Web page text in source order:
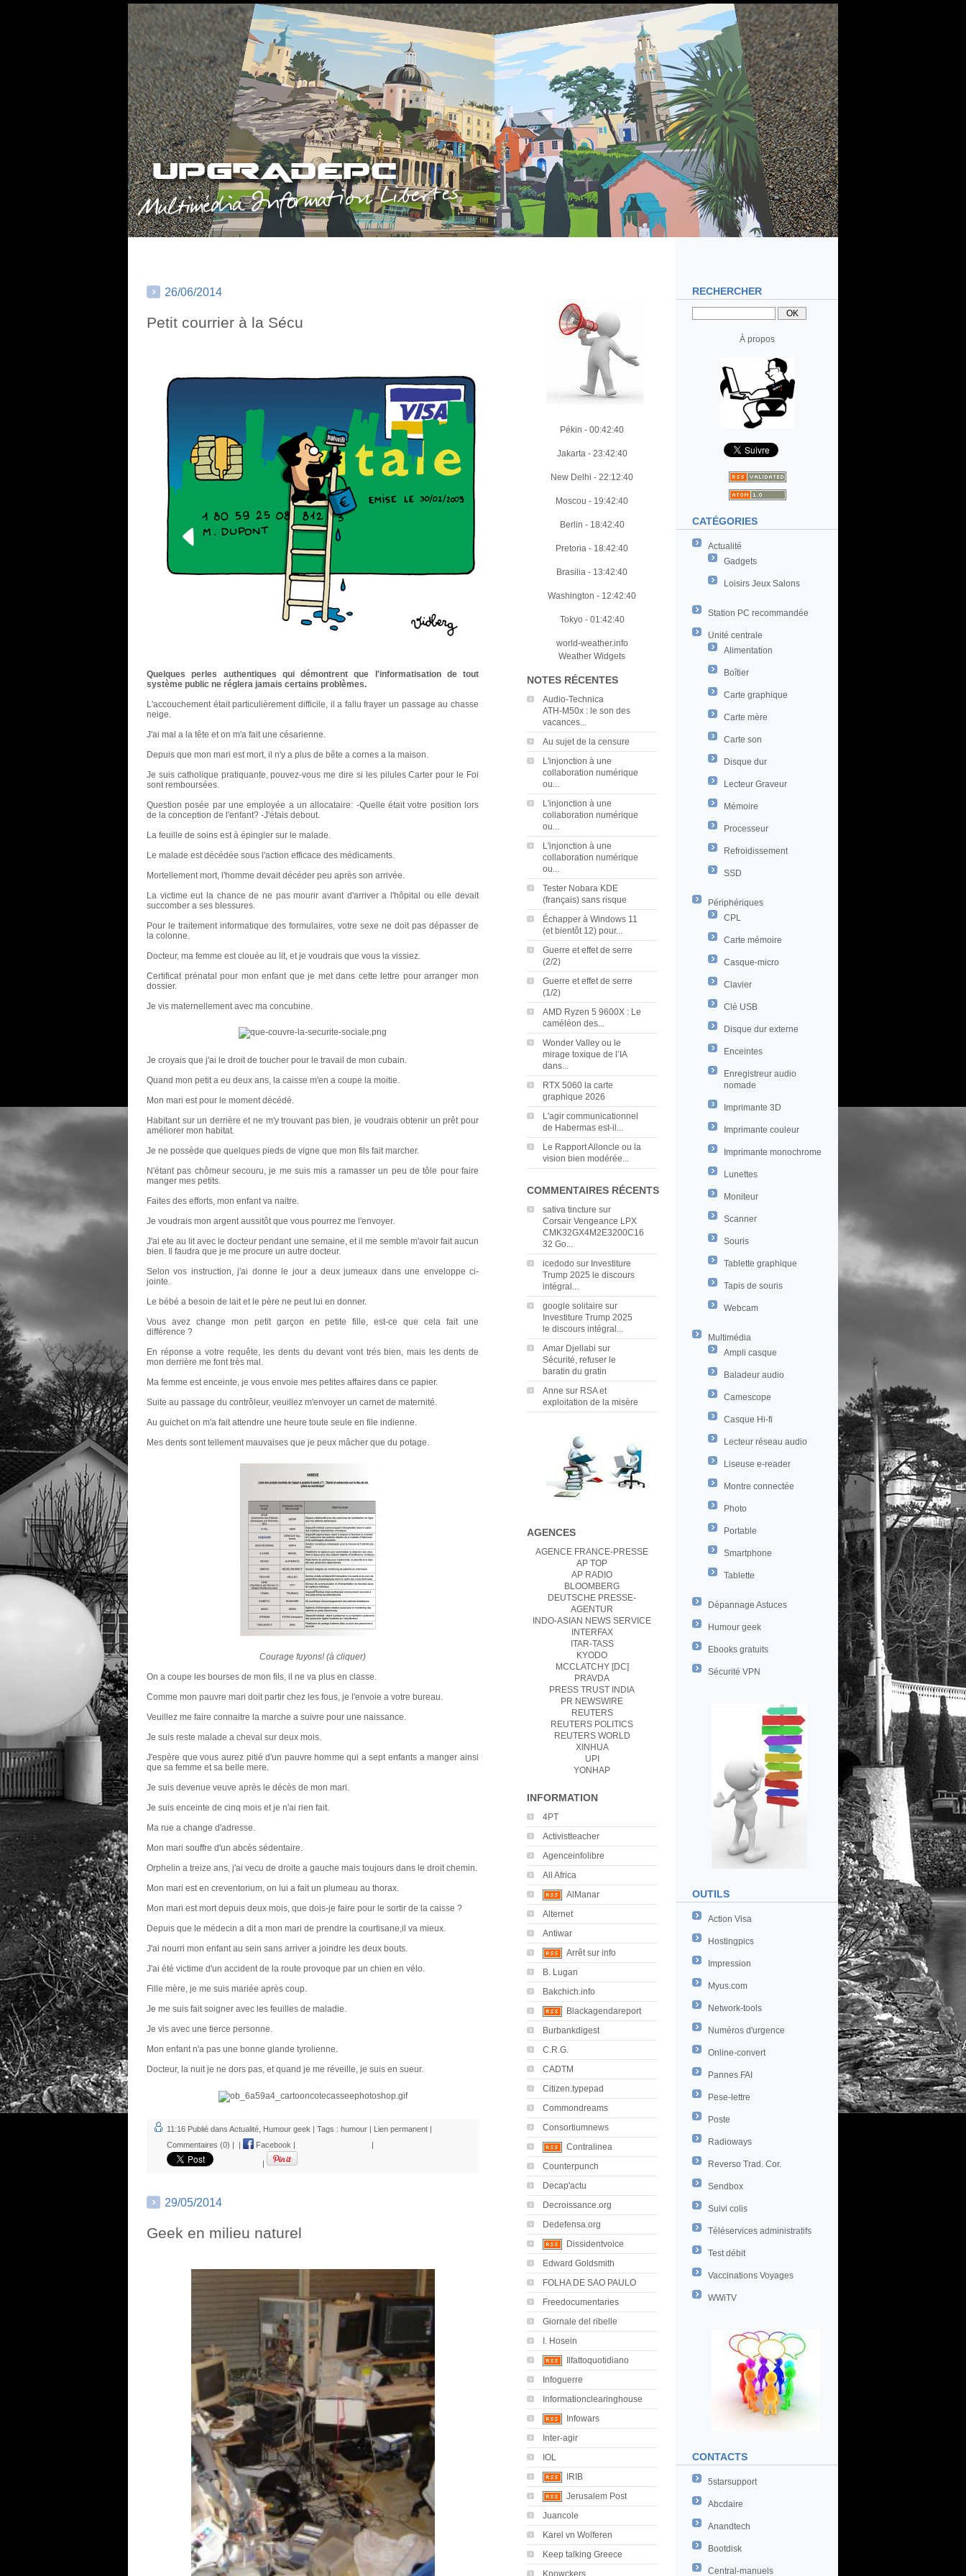
RECHERCHER
À propos
CATÉGORIES
Actualité
Gadgets
Loisirs Jeux Salons
Station PC recommandée
Unité centrale
Alimentation
Boîtier
Carte graphique
Carte mère
Carte son
Disque dur
Lecteur Graveur
Mémoire
Processeur
Refroidissement
SSD
Périphériques
CPL
Carte mémoire
Casque-micro
Clavier
Clé USB
Disque dur externe
Enceintes
Enregistreur audio
nomade
Imprimante 3D
Imprimante couleur
Imprimante monochrome
Lunettes
Moniteur
Scanner
Souris
Tablette graphique
Tapis de souris
Webcam
Multimédia
Ampli casque
Baladeur audio
Camescope
Casque Hi-fi
Lecteur réseau audio
Liseuse e-reader
Montre connectée
Photo
Portable
Smartphone
Tablette
Dépannage Astuces
Humour geek
Ebooks gratuits
Sécurité VPN
OUTILS
Action Visa
Hostingpics
Impression
Myus.com
Network-tools
Numéros d'urgence
Online-convert
Pannes FAI
Pese-lettre
Poste
Radioways
Reverso Trad. Cor.
Sendbox
Suivi colis
Téléservices administratifs
Test débit
Vaccinations Voyages
WWiTV
CONTACTS
5starsupport
Abcdaire
Anandtech
Bootdisk
Central-manuels
Pékin - 00:42:41
Jakarta- 23:42:41
New Delhi - 22:12:41
Moscou - 19:42:41
Berlin - 18:42:41
Pretoria - 18:42:41
Brasilia - 13:42:41
Washington - 12:42:41
Tokyo - 01:42:41
world-weather.info
Weather Widgets
NOTES RÉCENTES
Audio‑Technica
ATH‑M50x : le son des
vacances...
Au sujet de la censure
L'injonction à une
collaboration numérique
ou...
L'injonction à une
collaboration numérique
ou...
L'injonction à une
collaboration numérique
ou...
Tester Nobara KDE
(français) sans risque
Échapper à Windows 11
(et bientôt 12) pour...
Guerre et effet de serre
(2/2)
Guerre et effet de serre
(1/2)
AMD Ryzen 5 9600X : Le
caméléon des...
Wonder Valley ou le
mirage toxique de l’IA
dans...
RTX 5060 la carte
graphique 2026
L'agir communicationnel
de Habermas est-il...
Le Rapport Alloncle ou la
vision bien modérée...
COMMENTAIRES RÉCENTS
sativa tincture sur
Corsair Vengeance LPX
CMK32GX4M2E3200C16
32 Go...
icedodo sur Investiture
Trump 2025 le discours
intégral...
google solitaire sur
Investiture Trump 2025
le discours intégral...
Amar Djellabi sur
Sécurité, refuser le
baratin du gratin
Anne sur RSA et
exploitation de la misère
AGENCES
AGENCE FRANCE-PRESSE
AP TOP
AP RADIO
BLOOMBERG
DEUTSCHE PRESSE-
AGENTUR
INDO-ASIAN NEWS SERVICE
INTERFAX
ITAR-TASS
KYODO
MCCLATCHY [DC]
PRAVDA
PRESS TRUST INDIA
PR NEWSWIRE
REUTERS
REUTERS POLITICS
REUTERS WORLD
XINHUA
UPI
YONHAP
INFORMATION
4PT
Activistteacher
Agenceinfolibre
All Africa
AlManar
Alternet
Antiwar
Arrêt sur info
B. Lugan
Bakchich.info
Blackagendareport
Burbankdigest
C.R.G.
CADTM
Citizen.typepad
Commondreams
Consortiumnews
Contralinea
Counterpunch
Decap'actu
Decroissance.org
Dedefensa.org
Dissidentvoice
Edward Goldsmith
FOLHA DE SAO PAULO
Freedocumentaries
Giornale del ribelle
I. Hosein
Ilfattoquotidiano
Infoguerre
Informationclearinghouse
Infowars
Inter-agir
IOL
IRIB
Jerusalem Post
Juancole
Karel vn Wolferen
Keep talking Greece
Knowckers
26/06/2014
Petit courrier à la Sécu
Quelques perles authentiques qui démontrent que l'informatisation de tout
système public ne réglera jamais certains problèmes.
L'accouchement était particulièrement difficile, il a fallu frayer un passage au chasse
neige.
J'ai mal a la tête et on m'a fait une césarienne.
Depuis que mon mari est mort, il n'y a plus de bête a cornes a la maison.
Je suis catholique pratiquante, pouvez-vous me dire si les pilules Carter pour le Foi
sont remboursées.
Question posée par une employée a un allocataire: -Quelle était votre position lors
de la conception de l'enfant? -J'étais debout.
La feuille de soins est à épingler sur le malade.
Le malade est décédée sous l'action efficace des médicaments.
Mortellement mort, l'homme devait décéder peu après son arrivée.
La victime eut la chance de ne pas mourir avant d'arriver a l'hôpital ou elle devait
succomber a ses blessures.
Pour le traitement informatique des formulaires, votre sexe ne doit pas dépasser de
la colonne.
Docteur, ma femme est clouée au lit, et je voudrais que vous la vissiez.
Certificat prénatal pour mon enfant que je met dans cette lettre pour arranger mon
dossier.
Je vis maternellement avec ma concubine.
Je croyais que j'ai le droit de toucher pour le travail de mon cubain.
Quand mon petit a eu deux ans, la caisse m'en a coupe la moitie.
Mon mari est pour le moment décédé.
Habitant sur un derrière et ne m'y trouvant pas bien, je voudrais obtenir un prêt pour
améliorer mon habitat.
Je ne possède que quelques pieds de vigne que mon fils fait marcher.
N'étant pas chômeur secouru, je me suis mis a ramasser un peu de tôle pour faire
manger mes petits.
Faites des efforts, mon enfant va naitre.
Je voudrais mon argent aussitôt que vous pourrez me l'envoyer.
J'ai ete au lit avec le docteur pendant une semaine, et il me semble m'avoir fait aucun
bien. Il faudra que je me procure un autre docteur.
Selon vos instruction, j'ai donne le jour a deux jumeaux dans une enveloppe ci-
jointe.
Le bébé a besoin de lait et le père ne peut lui en donner.
Vous avez change mon petit garçon en petite fille, est-ce que cela fait une
différence ?
En réponse a votre requête, les dents du devant vont trés bien, mais les dents de
mon derrière me font très mal.
Ma femme est enceinte, je vous envoie mes petites affaires dans ce papier.
Suite au passage du contrôleur, veuillez m'envoyer un carnet de maternité.
Au guichet on m'a fait attendre une heure toute seule en file indienne.
Mes dents sont tellement mauvaises que je peux mâcher que du potage.
Courage fuyons! (à cliquer)
On a coupe les bourses de mon fils, il ne va plus en classe.
Comme mon pauvre mari doit partir chez les fous, je l'envoie a votre bureau.
Veuillez me faire connaitre la marche a suivre pour une naissance.
Je suis reste malade a cheval sur deux mois.
J'espère que vous aurez pitié d'un pauvre homme qui a sept enfants a manger ainsi
que sa femme et sa belle mere.
Je suis devenue veuve après le décès de mon mari.
Je suis enceinte de cinq mois et je n'ai rien fait.
Ma rue a change d'adresse.
Mon mari souffre d'un abcès sédentaire.
Orphelin a treize ans, j'ai vecu de droite a gauche mais toujours dans le droit chemin.
Mon mari est en creventorium, on lui a fait un plumeau au thorax.
Mon mari est mort depuis deux mois, que dois-je faire pour le sortir de la caisse ?
Depuis que le médecin a dit a mon mari de prendre la courtisane,il va mieux.
J'ai nourri mon enfant au sein sans arriver a joindre les deux bouts.
J'ai été victime d'un accident de la route provoque par un chien en vélo.
Fille mère, je me suis mariée après coup.
Je me suis fait soigner avec les feuilles de maladie.
Je vis avec une tierce personne.
Mon enfant n'a pas une bonne glande tyrolienne.
Docteur, la nuit je ne dors pas, et quand je me réveille, je suis en sueur.
11:16 Publié dans Actualité Humour geek | Tags : humour | Lien permanent |
Commentaires (0) | | Facebook | |
|
29/05/2014
Geek en milieu naturel